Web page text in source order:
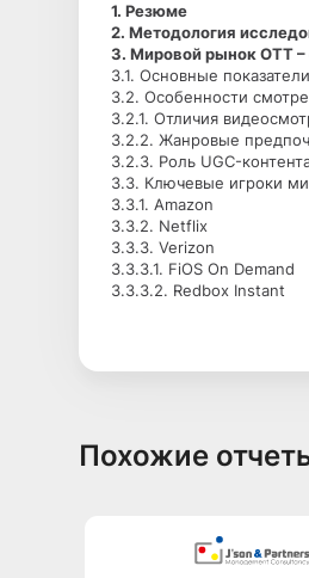
1. Резюме
2. Методология
3. Мировой рынок ОТТ –
3.1. Основные
3.2. Особенности
3.2.1. Отличия
3.2.2. Жанровые
3.2.3. Роль UGC-
3.3. Ключевые игроки
3.3.1. Amazon
3.3.2. Netflix
3.3.3. Verizon
3.3.3.1. FiOS On Demand
3.3.3.2. Redbox Instant
Похожие